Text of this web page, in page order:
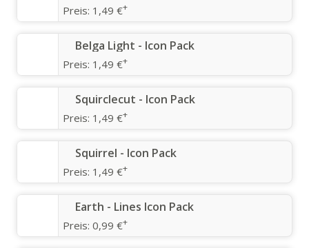
Preis: 1,49 €+
Belga Light - Icon Pack
Preis: 1,49 €+
Squirclecut - Icon Pack
Preis: 1,49 €+
Squirrel - Icon Pack
Preis: 1,49 €+
Earth - Lines Icon Pack
Preis: 0,99 €+